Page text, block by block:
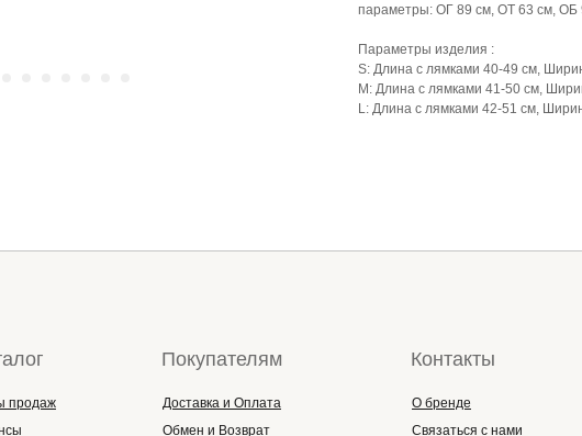
параметры: ОГ 89 см, ОТ 63 см, ОБ
Параметры изделия :
S: Длина с лямками 40-49 см,
М: Длина с лямками 41-50 см,
L: Длина с лямками 42-51 см,
продаж
Доставка и Оплата
Обмен и Возврат
О бренде
Связаться с нами
Покупателям Контакты